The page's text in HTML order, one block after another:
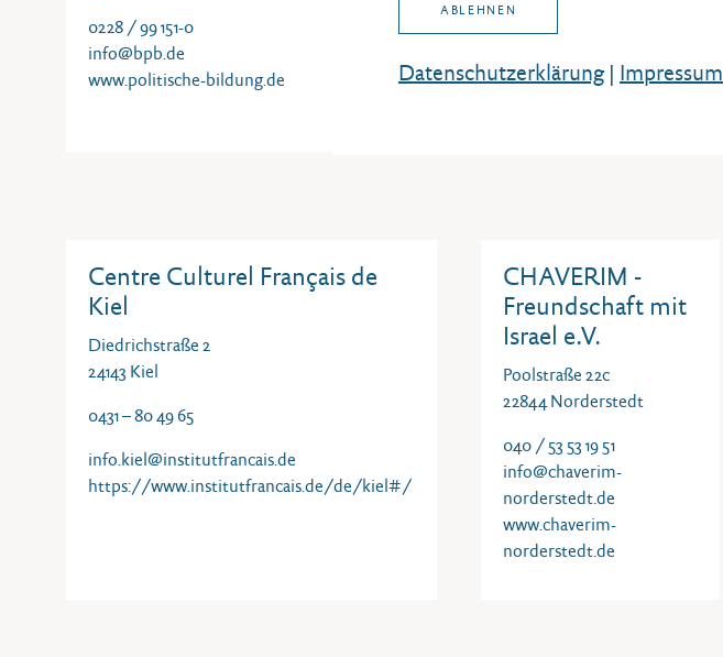
0228 / 99 151-0
info@bpb.de
www.politische-bildung.de
24114 Kiel
info@bei-sh.org
Centre Culturel Français de
Kiel
Diedrichstraße 2
24143 Kiel
0431 – 80 49 65
info.kiel@institutfrancais.de
https://www.institutfrancais.de/de/kiel#/
CHAVERIM -
Freundschaft mit
Israel e.V.
Poolstraße 22c
22844 Norderstedt
040 / 53 53 19 51
info@chaverim-
norderstedt.de
www.chaverim-
norderstedt.de
ABLEHNEN
Datenschutz­erklärung| Impressum